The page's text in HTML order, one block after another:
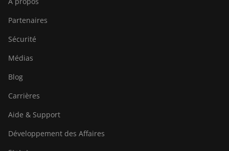
Partenaires
Sécurité
Médias
Blog
Carrières
Aide & Support
Développement des Affaires